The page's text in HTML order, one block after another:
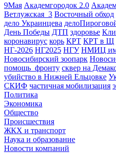
9Мая Академгородок 2.0
Ветлужская_3 Восточный обход
дело Украинцева
День Победы ДТП здоровье
коронавирус корь КРТ КРТ в Щ
НГ-2026 НГ2025 НГУ НМИЦ
Новосибирский зоопарк
помощь_фронту сквер на
убийство в Нижней Ельцовке
СКИФ частичная мобилизация
Политика
Экономика
Общество
Происшествия
ЖКХ и транспорт
Наука и образование
Новости компаний